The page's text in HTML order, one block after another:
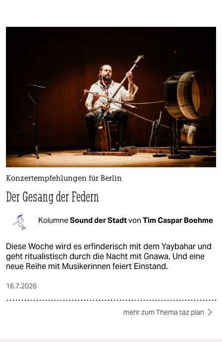
Konzertempfehlungen für Berlin
Der Gesang der Federn
KolumneSound der Stadtvon Tim Caspar Boehme
Diese Woche wird es erfinderisch mit dem Yaybahar und
geht ritualistisch durch die Nacht mit Gnawa. Und eine
neue Reihe mit Musikerinnen feiert Einstand.
16.7.2026
mehr zum Thema taz plan